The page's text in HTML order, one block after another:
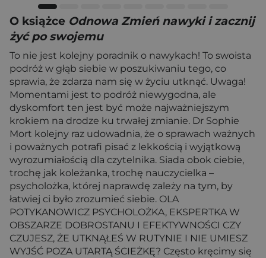
O książce Odnowa Zmień nawyki i zacznij
żyć po swojemu
To nie jest kolejny poradnik o nawykach! To swoista
podróż w głąb siebie w poszukiwaniu tego, co
sprawia, że zdarza nam się w życiu utknąć. Uwaga!
Momentami jest to podróż niewygodna, ale
dyskomfort ten jest być może najważniejszym
krokiem na drodze ku trwałej zmianie. Dr Sophie
Mort kolejny raz udowadnia, że o sprawach ważnych
i poważnych potrafi pisać z lekkością i wyjątkową
wyrozumiałością dla czytelnika. Siada obok ciebie,
trochę jak koleżanka, trochę nauczycielka –
psycholożka, której naprawdę zależy na tym, by
łatwiej ci było zrozumieć siebie. OLA
POTYKANOWICZ PSYCHOLOŻKA, EKSPERTKA W
OBSZARZE DOBROSTANU I EFEKTYWNOŚCI CZY
CZUJESZ, ŻE UTKNĄŁEŚ W RUTYNIE I NIE UMIESZ
WYJŚĆ POZA UTARTĄ ŚCIEŻKĘ? Często kręcimy się